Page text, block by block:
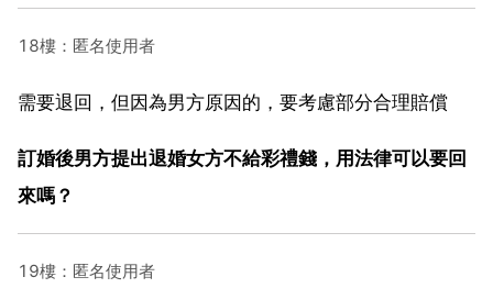
18樓：匿名使用者
需要退回，但因為男方原因的，要考慮部分合理賠償
訂婚後男方提出退婚女方不給彩禮錢，用法律可以要回
來嗎？
19樓：匿名使用者